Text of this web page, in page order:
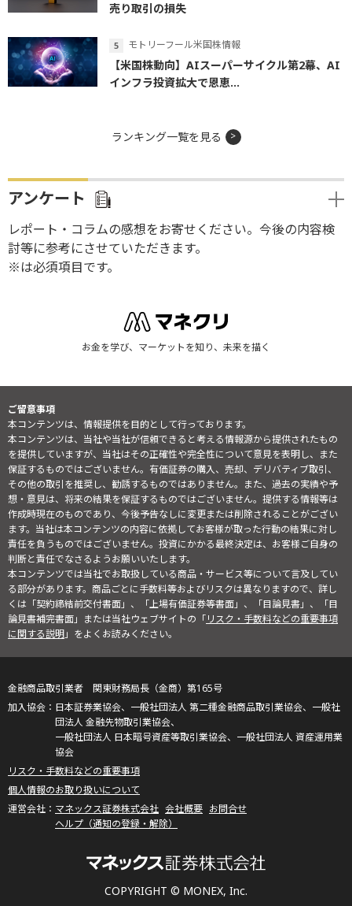
売り取引の損失
モトリーフール米国株情報
【米国株動向】AIスーパーサイクル第2幕、AI
インフラ投資拡大で恩恵...
ランキング一覧を見る
アンケート
レポート・コラムの感想をお寄せください。今後の内容検
討等に参考にさせていただきます。
※は必須項目です。
お金を学び、マーケットを知り、未来を描く
ご留意事項
本コンテンツは、情報提供を目的として行っております。
本コンテンツは、当社や当社が信頼できると考える情報源から提供されたもの
を提供していますが、当社はその正確性や完全性について意見を表明し、また
保証するものではございません。有価証券の購入、売却、デリバティブ取引、
その他の取引を推奨し、勧誘するものではありません。また、過去の実績や予
想・意見は、将来の結果を保証するものではございません。提供する情報等は
作成時現在のものであり、今後予告なしに変更または削除されることがござい
ます。当社は本コンテンツの内容に依拠してお客様が取った行動の結果に対し
責任を負うものではございません。投資にかかる最終決定は、お客様ご自身の
判断と責任でなさるようお願いいたします。
本コンテンツでは当社でお取扱している商品・サービス等について言及してい
る部分があります。商品ごとに手数料等およびリスクは異なりますので、詳し
くは「契約締結前交付書面」、「上場有価証券等書面」、「目論見書」、「目
論見書補完書面」または当社ウェブサイトの「リスク・手数料などの重要事項
に関する説明」をよくお読みください。
COPYRIGHT © MONEX, Inc.
金融商品取引業者 関東財務局長（金商）第165号
日本証券業協会、一般社団法人 第二種金融商品取引業協会、一般社
団法人 金融先物取引業協会、
一般社団法人 日本暗号資産等取引業協会、一般社団法人 資産運用業
協会
リスク・手数料などの重要事項
個人情報のお取り扱いについて
マネックス証券株式会社 会社概要 お問合せ
ヘルプ（通知の登録・解除）